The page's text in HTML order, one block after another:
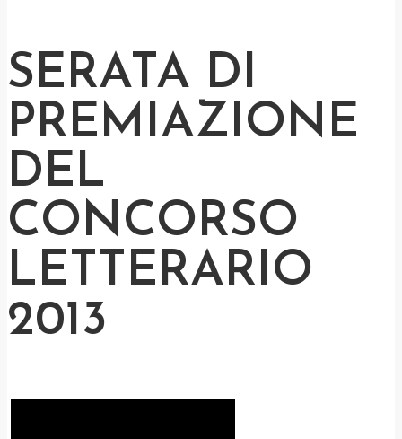
SERATA DI
PREMIAZIONE
DEL
CONCORSO
LETTERARIO
2013